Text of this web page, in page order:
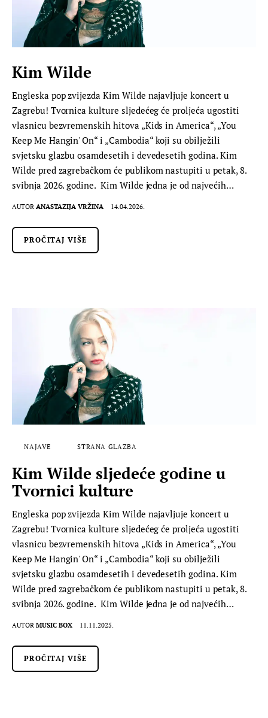
Kim Wilde
Engleska pop zvijezda Kim Wilde najavljuje koncert u
Zagrebu! Tvornica kulture sljedećeg će proljeća ugostiti
vlasnicu bezvremenskih hitova „Kids in America“, „You
Keep Me Hangin' On“ i „Cambodia“ koji su obilježili
svjetsku glazbu osamdesetih i devedesetih godina. Kim
Wilde pred zagrebačkom će publikom nastupiti u petak, 8.
svibnja 2026. godine. Kim Wilde jedna je od najvećih…
AUTOR ANASTAZIJA VRŽINA 14.04.2026.
PROČITAJ VIŠE
NAJAVE STRANA GLAZBA
Kim Wilde sljedeće godine u
Tvornici kulture
Engleska pop zvijezda Kim Wilde najavljuje koncert u
Zagrebu! Tvornica kulture sljedećeg će proljeća ugostiti
vlasnicu bezvremenskih hitova „Kids in America“, „You
Keep Me Hangin' On“ i „Cambodia“ koji su obilježili
svjetsku glazbu osamdesetih i devedesetih godina. Kim
Wilde pred zagrebačkom će publikom nastupiti u petak, 8.
svibnja 2026. godine. Kim Wilde jedna je od najvećih…
AUTOR MUSIC BOX 11.11.2025.
PROČITAJ VIŠE